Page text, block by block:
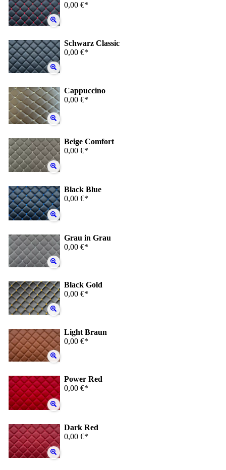
0,00 €*
Schwarz Classic
0,00 €*
Cappuccino
0,00 €*
Beige Comfort
0,00 €*
Black Blue
0,00 €*
Grau in Grau
0,00 €*
Black Gold
0,00 €*
Light Braun
0,00 €*
Power Red
0,00 €*
Dark Red
0,00 €*